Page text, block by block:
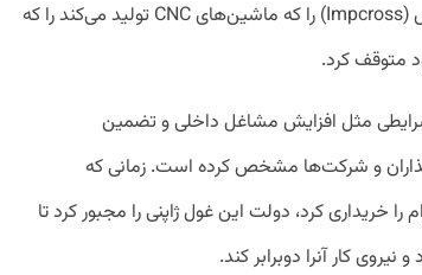
قراردادی مربوط به شرکت آی‌ام‌پیکراس (Impcross) را که ماشین‌های CNC تولید می‌کند را که
متوقف کرد.
مثل افزایش مشاغل داخلی و تضمین
و شرکت‌ها مشخص کرده است. زمانی که
2016 شرکت ای‌آرام را خریداری کرد، دولت این غول ژاپنی را مجبور کرد تا
نیروی کار آنرا دوبرابر کند.